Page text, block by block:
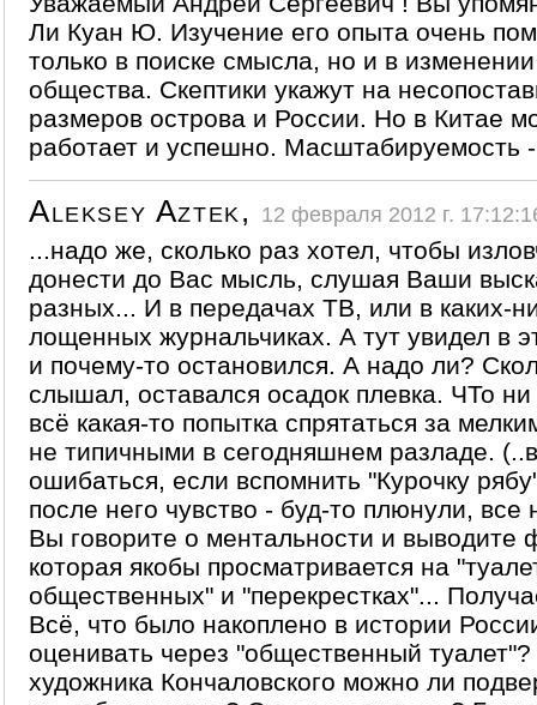
Ли Куан Ю. Изучение его опыта очень
только в поиске смысла, но и в
общества. Скептики укажут на
размеров острова и России. Но в Китае
работает и успешно. Масштабируемость
Aleksey Aztek, 12 февраля 2012 г.
...надо же, сколько раз хотел, чтобы
донести до Вас мысль, слушая Ваши
разных... И в передачах ТВ, или в каких-
лощенных журнальчиках. А тут увидел в
и почему-то остановился. А надо ли?
слышал, оставался осадок плевка. ЧТо
всё какая-то попытка спрятаться за
не типичными в сегодняшнем разладе.
ошибаться, если вспомнить "Курочку
после него чувство - буд-то плюнули, все
Вы говорите о ментальности и выводите
которая якобы просматривается на
общественных" и "перекрестках"...
Всё, что было накоплено в истории
оценивать через "общественный туалет"?
художника Кончаловского можно ли